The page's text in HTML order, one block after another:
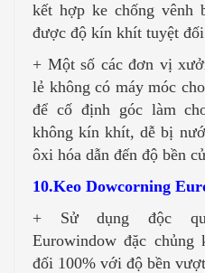
kết hợp ke chống vênh
được độ kín khít tuyệt
+ Một số các đơn vị
lẻ không có máy móc
để cố định góc làm
không kín khít, dễ bị
ôxi hóa dẫn đến độ bền
10.Keo Dowcorning
+ Sử dụng độc
Eurowindow đặc
đối 100% với độ bền